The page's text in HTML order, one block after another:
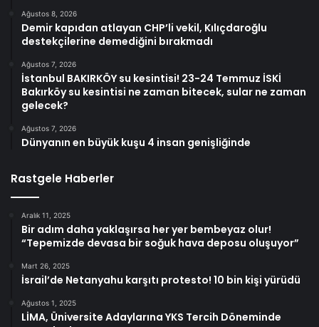
Ağustos 8, 2026
Demir kapıdan atlayan CHP’li vekil, Kılıçdaroğlu
destekçilerine demediğini bırakmadı
Ağustos 7, 2026
İstanbul BAKIRKÖY su kesintisi! 23-24 Temmuz İSKİ
Bakırköy su kesintisi ne zaman bitecek, sular ne zaman
gelecek?
Ağustos 7, 2026
Dünyanın en büyük kuşu 4 insan genişliğinde
Rastgele Haberler
Aralık 11, 2025
Bir adım daha yaklaşırsa her yer bembeyaz olur!
“Tepemizde devasa bir soğuk hava deposu oluşuyor”
Mart 26, 2025
İsrail’de Netanyahu karşıtı protesto! 10 bin kişi yürüdü
Ağustos 1, 2025
LİMA, Üniversite Adaylarına YKS Tercih Döneminde